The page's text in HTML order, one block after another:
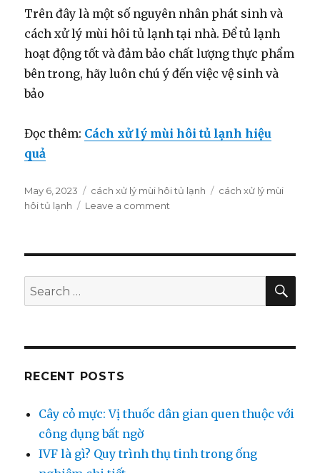
Trên đây là một số nguyên nhân phát sinh và
cách xử lý mùi hôi tủ lạnh tại nhà. Để tủ lạnh
hoạt động tốt và đảm bảo chất lượng thực phẩm
bên trong, hãy luôn chú ý đến việc vệ sinh và
bảo
Đọc thêm: Cách xử lý mùi hôi tủ lạnh hiệu
quả
Posted
on
May 6, 2023 Categories
cách xử lý mùi hôi tủ lạnh Tags
cách xử lý mùi
hôi tủ lạnh
Leave a comment
và
xử
Search
for:
RECENT POSTS
Cây cỏ mực: Vị thuốc dân gian quen thuộc với
công dụng bất ngờ
IVF là gì? Quy trình thụ tinh trong ống